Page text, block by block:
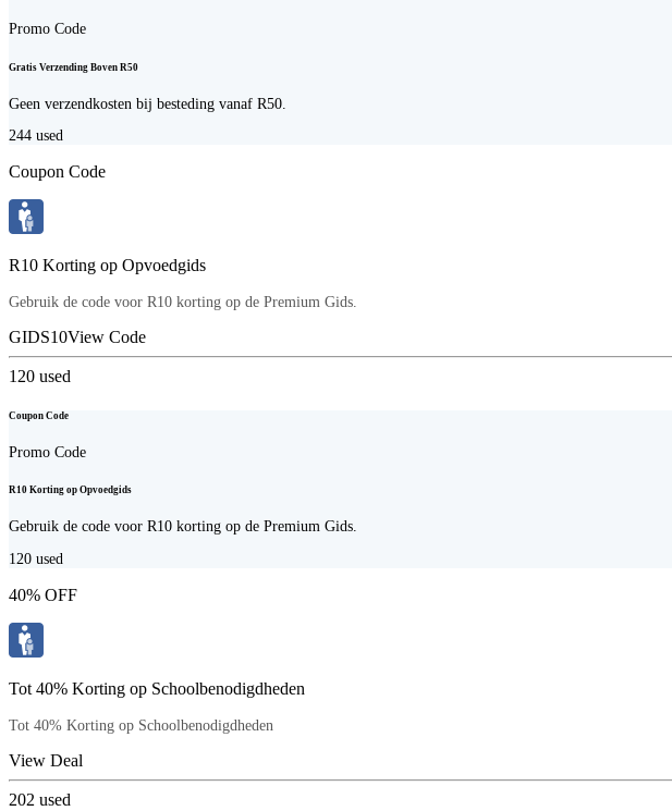
Promo Code
Gratis Verzending Boven R50
Geen verzendkosten bij besteding vanaf R50.
244 used
Coupon Code
R10 Korting op Opvoedgids
Gebruik de code voor R10 korting op de Premium Gids.
GIDS10View Code
120 used
Coupon Code
Promo Code
R10 Korting op Opvoedgids
Gebruik de code voor R10 korting op de Premium Gids.
120 used
40% OFF
Tot 40% Korting op Schoolbenodigdheden
Tot 40% Korting op Schoolbenodigdheden
View Deal
202 used